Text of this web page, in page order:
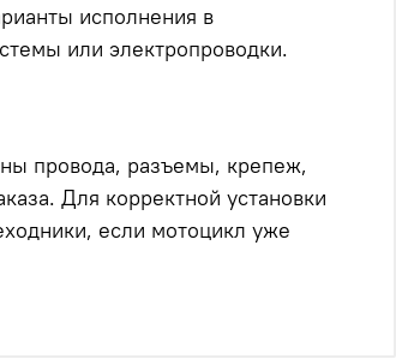
исполнения в
или электропроводки.
провода, разъемы, крепеж,
Для корректной установки
если мотоцикл уже